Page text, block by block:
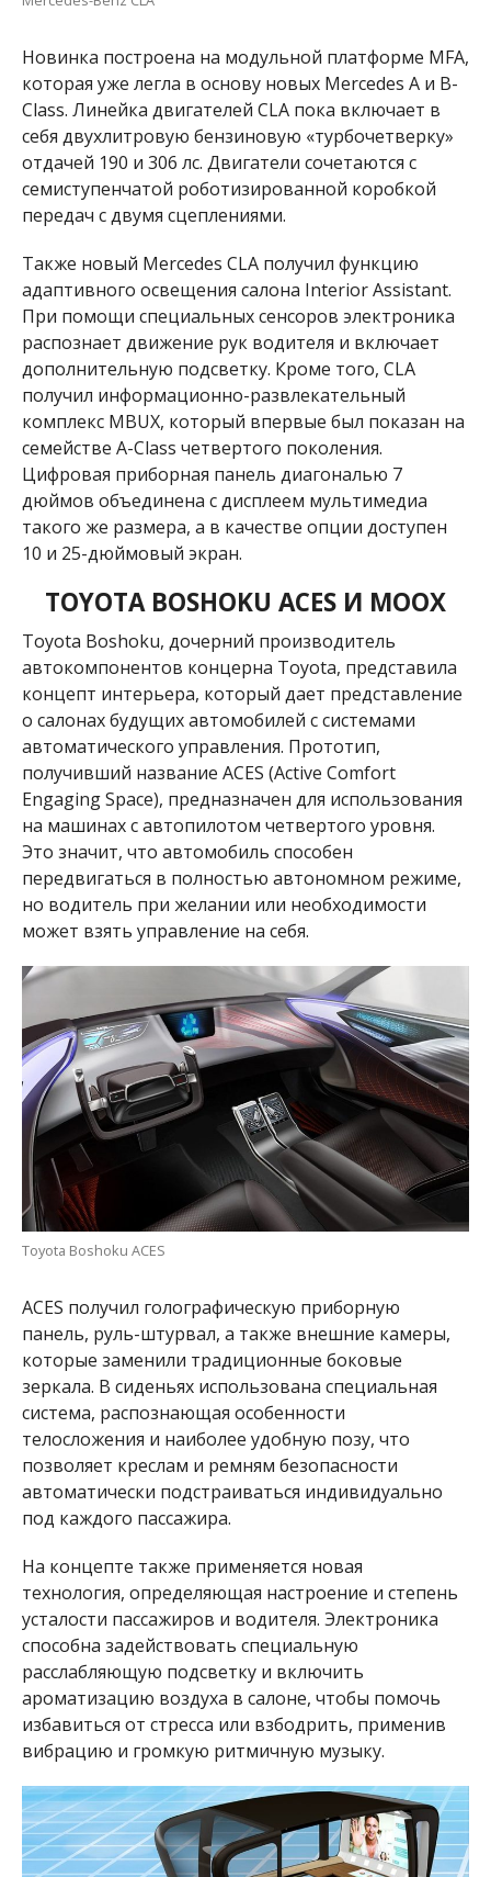
Новинка построена на модульной платформе MFA,
которая уже легла в основу новых Mercedes A и B-
Class. Линейка двигателей CLA пока включает в
себя двухлитровую бензиновую «турбочетверку»
отдачей 190 и 306 лс. Двигатели сочетаются с
семиступенчатой роботизированной коробкой
передач с двумя сцеплениями.
Также новый Mercedes CLA получил функцию
адаптивного освещения салона Interior Assistant.
При помощи специальных сенсоров электроника
распознает движение рук водителя и включает
дополнительную подсветку. Кроме того, CLA
получил информационно-развлекательный
комплекс MBUX, который впервые был показан на
семействе A-Class четвертого поколения.
Цифровая приборная панель диагональю 7
дюймов объединена с дисплеем мультимедиа
такого же размера, а в качестве опции доступен
10 и 25-дюймовый экран.
TOYOTA BOSHOKU ACES И MOOX
Toyota Boshoku, дочерний производитель
автокомпонентов концерна Toyota, представила
концепт интерьера, который дает представление
о салонах будущих автомобилей с системами
автоматического управления. Прототип,
получивший название ACES (Active Comfort
Engaging Space), предназначен для использования
на машинах с автопилотом четвертого уровня.
Это значит, что автомобиль способен
передвигаться в полностью автономном режиме,
но водитель при желании или необходимости
может взять управление на себя.
Toyota Boshoku ACES
ACES получил голографическую приборную
панель, руль-штурвал, а также внешние камеры,
которые заменили традиционные боковые
зеркала. В сиденьях использована специальная
система, распознающая особенности
телосложения и наиболее удобную позу, что
позволяет креслам и ремням безопасности
автоматически подстраиваться индивидуально
под каждого пассажира.
На концепте также применяется новая
технология, определяющая настроение и степень
усталости пассажиров и водителя. Электроника
способна задействовать специальную
расслабляющую подсветку и включить
ароматизацию воздуха в салоне, чтобы помочь
избавиться от стресса или взбодрить, применив
вибрацию и громкую ритмичную музыку.